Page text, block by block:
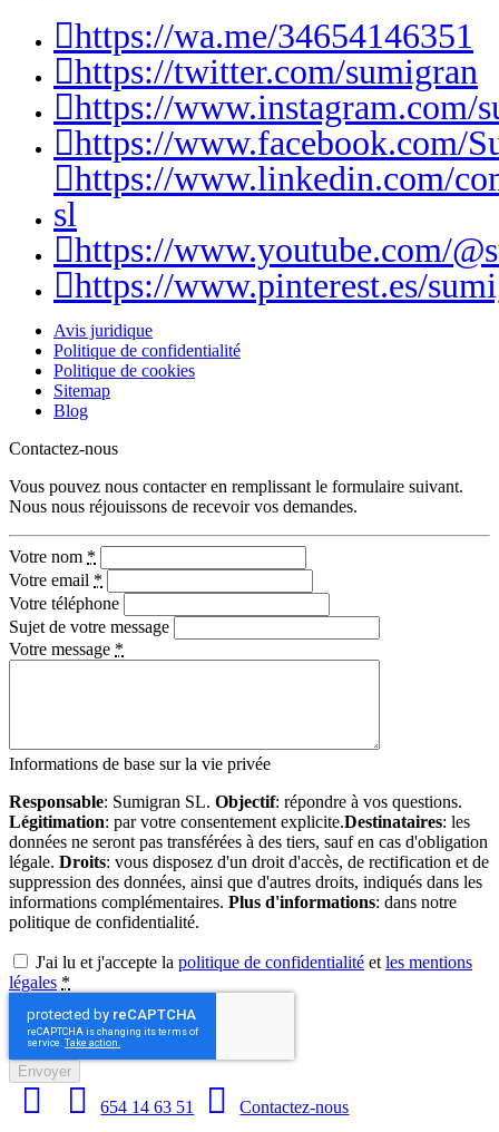
https://wa.me/34654146351
https://twitter.com/sumigran
https://www.instagram.com/
https://www.facebook.com/
https://www.linkedin.com/
sl
https://www.youtube.com/
https://www.pinterest.es/
Avis juridique
Politique de confidentialité
Politique de cookies
Sitemap
Blog
Contactez-nous
Vous pouvez nous contacter en remplissant le formulaire suivant.
Nous nous réjouissons de recevoir vos demandes.
Votre nom *
Votre email *
Votre téléphone
Sujet de votre message
Votre message *
Informations de base sur la vie privée
Responsable: Sumigran SL. Objectif: répondre à vos questions.
Légitimation: par votre consentement explicite.Destinataires: les
données ne seront pas transférées à des tiers, sauf en cas d'obligation
légale. Droits: vous disposez d'un droit d'accès, de rectification et de
suppression des données, ainsi que d'autres droits, indiqués dans les
informations complémentaires. Plus d'informations: dans notre
politique de confidentialité.
J'ai lu et j'accepte la politique de confidentialité et les mentions
légales *
Envoyer
654 14 63 51 Contactez-nous